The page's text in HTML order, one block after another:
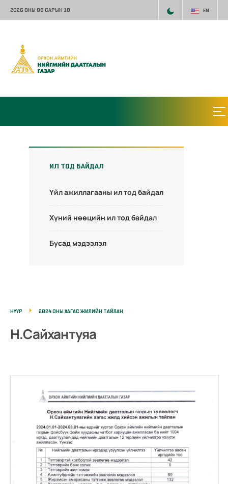
2026 ОНЫ 08 САРЫН 10 EN
ИЛ ТОД БАЙДАЛ
Үйл ажиллагааны ил тод байдал
Хүний нөөцийн ил тод байдал
Бусад мэдээлэл
НҮҮР 2024 ОНЫ ХАГАС ЖИЛИЙН ТАЙЛАН
Н.Сайхантуяа